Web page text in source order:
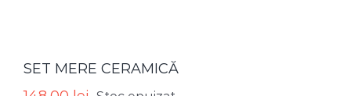
SET MERE CERAMICĂ